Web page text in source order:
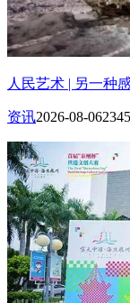
人民艺术 | 另一种
资讯2026-08-06